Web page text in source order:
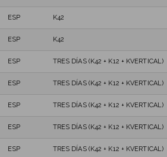
ESP K42
ESP K42
ESP TRES DÍAS (K42 + K12 + KVERTICAL)
ESP TRES DÍAS (K42 + K12 + KVERTICAL)
ESP TRES DÍAS (K42 + K12 + KVERTICAL)
ESP TRES DÍAS (K42 + K12 + KVERTICAL)
ESP TRES DÍAS (K42 + K12 + KVERTICAL)